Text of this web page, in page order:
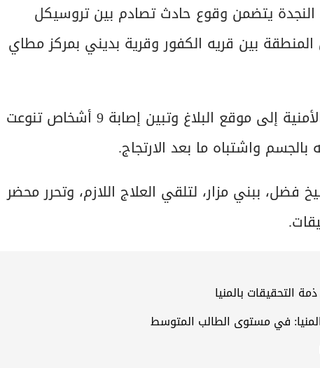
النجدة يتضمن وقوع حادث تصادم بين تروسيكل
بين قريه الكفور وقرية بديني بمركز مطاي
على الفور انتقلت سيارات الإسعاف والأجهزة الأمنية إلى موقع البلاغ وتبين إصابة 9 أشخاص تنوعت
واشتباه ما بعد الارتجاج.
ببني مزار، لتلقي العلاج اللازم، وتحرر محضر
في مستوى الطالب المتوسط